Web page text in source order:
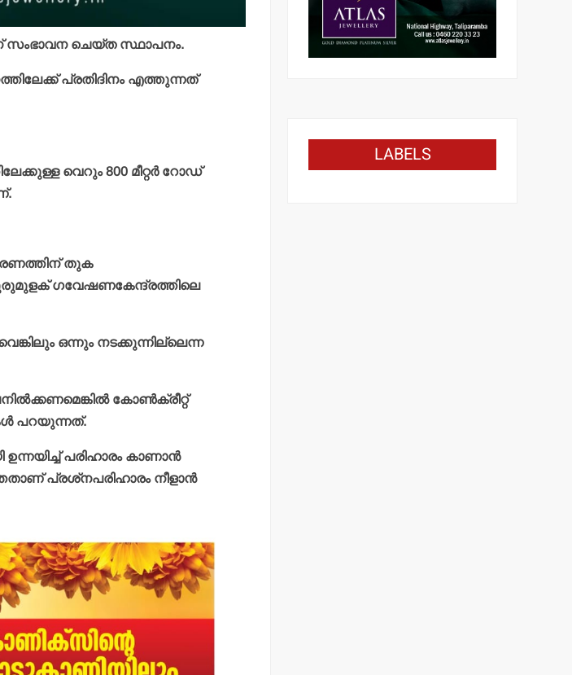
ചെയ്ത സ്ഥാപനം.
പ്രതിദിനം എത്തുന്നത്
വെറും 800 മീറ്റര്‍ റോഡ്
തുക
കുരുമുളക് ഗവേഷണകേന്ദ്രത്തിലെ
ഒന്നും നടക്കുന്നില്ലെന്ന
കോണ്‍ക്രീറ്റ്
പറയുന്നത്.
പരിഹാരം കാണാന്‍
പ്രശ്‌നപരിഹാരം നീളാന്‍
LABELS